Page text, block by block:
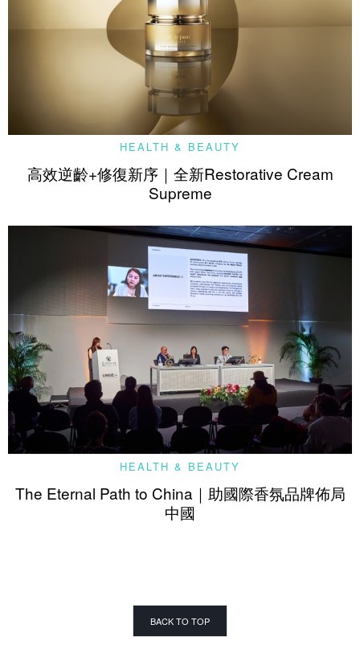
HEALTH & BEAUTY
高效逆齡+修復新序｜全新Restorative Cream
Supreme
HEALTH & BEAUTY
The Eternal Path to China｜助國際香氛品牌佈局
中國
BACK TO TOP